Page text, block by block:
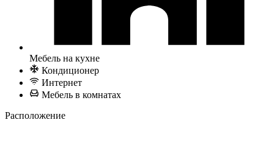
Мебель на кухне
Кондиционер
Интернет
Мебель в комнатах
Расположение